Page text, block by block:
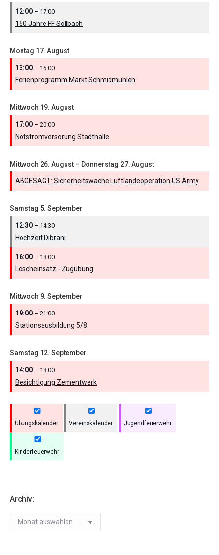
12:00 – 17:00
150 Jahre FF Sollbach
Montag 17. August
13:00 – 16:00
Ferienprogramm Markt Schmidmühlen
Mittwoch 19. August
17:00 – 20:00
Notstromversorung Stadthalle
Mittwoch 26. August – Donnerstag 27. August
ABGESAGT: Sicherheitswache Luftlandeoperation US Army
Samstag 5. September
12:30 – 14:30
Hochzeit Dibrani
16:00 – 18:00
Löscheinsatz - Zugübung
Mittwoch 9. September
19:00 – 21:00
Stationsausbildung 5/8
Samstag 12. September
14:00 – 18:00
Besichtigung Zementwerk
Übungskalender Vereinskalender Jugendfeuerwehr
Kinderfeuerwehr
Archiv:
Archiv: